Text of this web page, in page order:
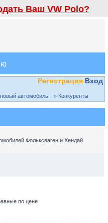
Ваш VW Polo?
Регистрация Вход
автомобиль » Конкуренты
Фольксваген и Хендай.
по цене